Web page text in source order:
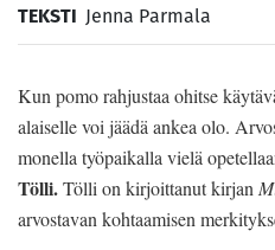
TEKSTI Jenna Parmala
Kun pomo rahjustaa ohitse
alaiselle voi jäädä ankea olo.
monella työpaikalla vielä
Tölli.Tölli on kirjoittanut kirjan
arvostavan kohtaamisen